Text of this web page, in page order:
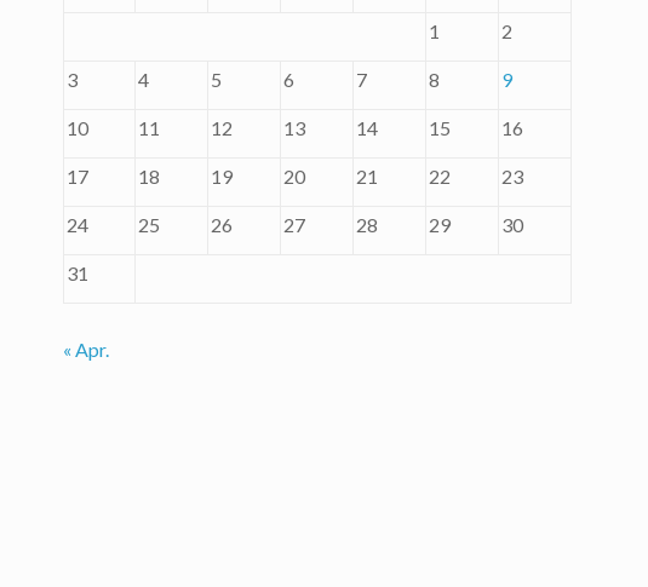
1 2
3 4 5 6 7 8 9
10 11 12 13 14 15 16
17 18 19 20 21 22 23
24 25 26 27 28 29 30
31
« Apr.